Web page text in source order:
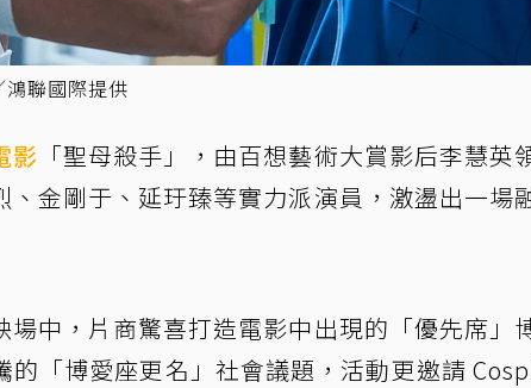
聯國際提供
影 「聖母殺手」，由百想藝術大賞影后李慧英
、金剛于、延玗臻等實力派演員，激盪出一場
場中，片商驚喜打造電影中出現的「優先席」
「博愛座更名」社會議題，活動更邀請